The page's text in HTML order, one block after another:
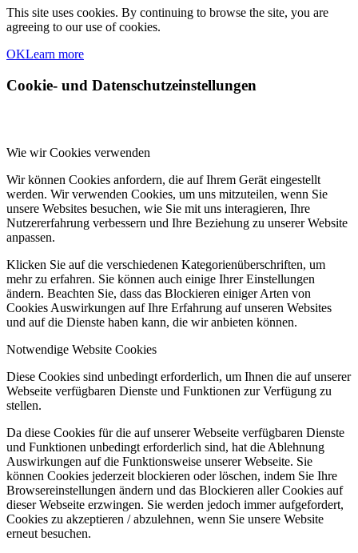
This site uses cookies. By continuing to browse the site, you are
agreeing to our use of cookies.
OKLearn more
Cookie- und Datenschutzeinstellungen
Wie wir Cookies verwenden
Wir können Cookies anfordern, die auf Ihrem Gerät eingestellt
werden. Wir verwenden Cookies, um uns mitzuteilen, wenn Sie
unsere Websites besuchen, wie Sie mit uns interagieren, Ihre
Nutzererfahrung verbessern und Ihre Beziehung zu unserer Website
anpassen.
Klicken Sie auf die verschiedenen Kategorienüberschriften, um
mehr zu erfahren. Sie können auch einige Ihrer Einstellungen
ändern. Beachten Sie, dass das Blockieren einiger Arten von
Cookies Auswirkungen auf Ihre Erfahrung auf unseren Websites
und auf die Dienste haben kann, die wir anbieten können.
Notwendige Website Cookies
Diese Cookies sind unbedingt erforderlich, um Ihnen die auf unserer
Webseite verfügbaren Dienste und Funktionen zur Verfügung zu
stellen.
Da diese Cookies für die auf unserer Webseite verfügbaren Dienste
und Funktionen unbedingt erforderlich sind, hat die Ablehnung
Auswirkungen auf die Funktionsweise unserer Webseite. Sie
können Cookies jederzeit blockieren oder löschen, indem Sie Ihre
Browsereinstellungen ändern und das Blockieren aller Cookies auf
dieser Webseite erzwingen. Sie werden jedoch immer aufgefordert,
Cookies zu akzeptieren / abzulehnen, wenn Sie unsere Website
erneut besuchen.